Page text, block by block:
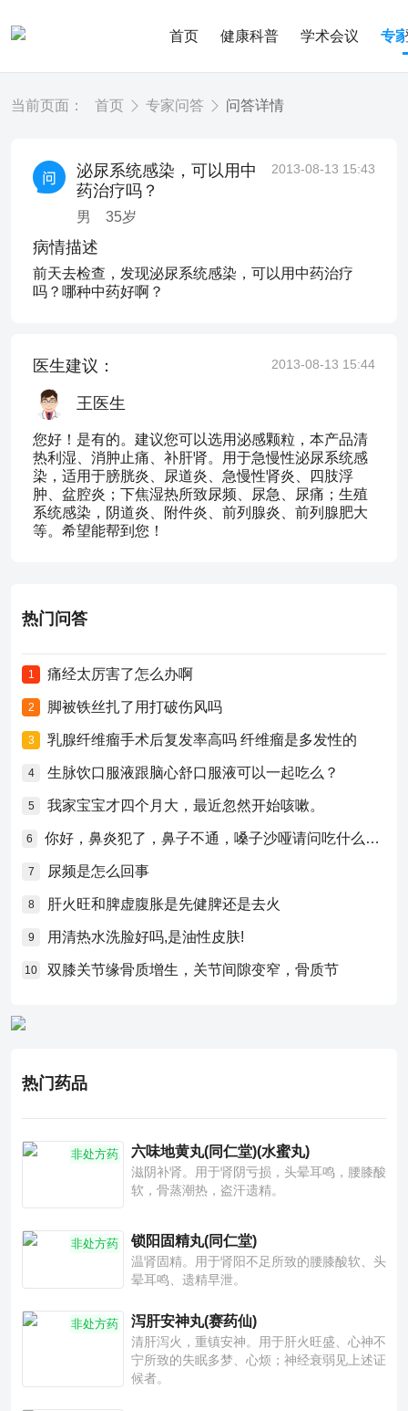
首页 健康科普 学术会议 专
当前页面： 首页 专家问答 问答详情
泌尿系统感染，可以用中
药治疗吗？
男 35岁
2013-08-13 15:43
病情描述
前天去检查，发现泌尿系统感染，可以用中药治疗
吗？哪种中药好啊？
医生建议： 2013-08-13 15:44
王医生
您好！是有的。建议您可以选用泌感颗粒，本产品清
热利湿、消肿止痛、补肝肾。用于急慢性泌尿系统感
染，适用于膀胱炎、尿道炎、急慢性肾炎、四肢浮
肿、盆腔炎；下焦湿热所致尿频、尿急、尿痛；生殖
系统感染，阴道炎、附件炎、前列腺炎、前列腺肥大
等。希望能帮到您！
热门问答
1 痛经太厉害了怎么办啊
2 脚被铁丝扎了用打破伤风吗
3 乳腺纤维瘤手术后复发率高吗 纤维瘤是多发性的
4 生脉饮口服液跟脑心舒口服液可以一起吃么？
5 我家宝宝才四个月大，最近忽然开始咳嗽。
6 你好，鼻炎犯了，鼻子不通，嗓子沙哑请问吃什么药比较好？
7 尿频是怎么回事
8 肝火旺和脾虚腹胀是先健脾还是去火
9 用清热水洗脸好吗,是油性皮肤!
10 双膝关节缘骨质增生，关节间隙变窄，骨质节
热门药品
非处方药 六味地黄丸(同仁堂)(水蜜丸)
滋阴补肾。用于肾阴亏损，头晕耳鸣，腰膝酸
软，骨蒸潮热，盗汗遗精。
非处方药 锁阳固精丸(同仁堂)
温肾固精。用于肾阳不足所致的腰膝酸软、头
晕耳鸣、遗精早泄。
非处方药 泻肝安神丸(赛药仙)
清肝泻火，重镇安神。用于肝火旺盛、心神不
宁所致的失眠多梦、心烦；神经衰弱见上述证
候者。